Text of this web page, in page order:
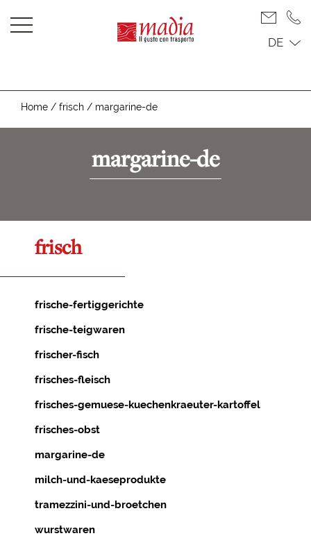
DE
Home / frisch / margarine-de
margarine-de
frisch
frische-fertiggerichte
frische-teigwaren
frischer-fisch
frisches-fleisch
frisches-gemuese-kuechenkraeuter-kartoffel
frisches-obst
margarine-de
milch-und-kaeseprodukte
tramezzini-und-broetchen
wurstwaren